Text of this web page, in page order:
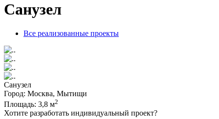
Санузел
Все реализованные проекты
Санузел
Город: Москва, Мытищи
Площадь: 3,8 м2
Хотите разработать индивидуальный проект?